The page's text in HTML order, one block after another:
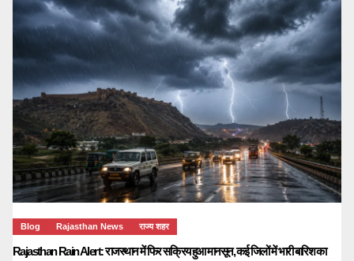
Blog Rajasthan News राज्य शहर
Rajasthan Rain Alert: राजस्थान में फिर सक्रिय हुआ मानसून, कई जिलों में भारी बारिश का